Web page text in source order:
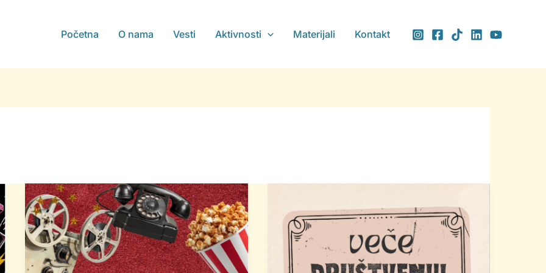
Početna O nama Vesti Aktivnosti Materijali Kontakt
Filmski
ponedeljak